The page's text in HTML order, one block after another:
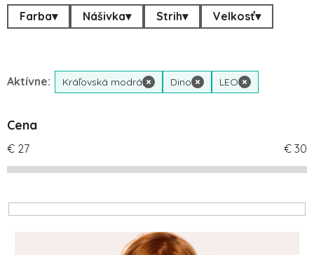
Farba▾ Nášivka▾ Strih▾ Velkosť▾
Aktívne: Kráľovská modrá × Dino × LEO ×
Cena
€ 27 € 30
Výpis produktov